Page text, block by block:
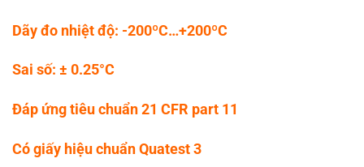
Dãy đo nhiệt độ: -200ºC…+200ºC
Sai số: ± 0.25°C
Đáp ứng tiêu chuẩn 21 CFR part 11
Có giấy hiệu chuẩn Quatest 3